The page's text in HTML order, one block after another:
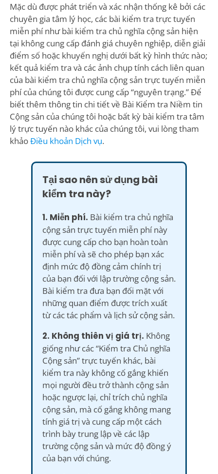
Mặc dù được phát triển và xác nhận thống kê bởi các
chuyên gia tâm lý học, các bài kiểm tra trực tuyến
miễn phí như bài kiểm tra chủ nghĩa cộng sản hiện
tại không cung cấp đánh giá chuyên nghiệp, diễn giải
điểm số hoặc khuyến nghị dưới bất kỳ hình thức nào;
kết quả kiểm tra và các ảnh chụp tính cách liên quan
của bài kiểm tra chủ nghĩa cộng sản trực tuyến miễn
phí của chúng tôi được cung cấp “nguyên trạng.” Để
biết thêm thông tin chi tiết về Bài Kiểm tra Niềm tin
Cộng sản của chúng tôi hoặc bất kỳ bài kiểm tra tâm
lý trực tuyến nào khác của chúng tôi, vui lòng tham
khảoĐiều khoản Dịch vụ.
Tại sao nên sử dụng bài
kiểm tra này?
1. Miễn phí. Bài kiểm tra chủ nghĩa
cộng sản trực tuyến miễn phí này
được cung cấp cho bạn hoàn toàn
miễn phí và sẽ cho phép bạn xác
định mức độ đồng cảm chính trị
của bạn đối với lập trường cộng sản.
Bài kiểm tra đưa bạn đối mặt với
những quan điểm được trích xuất
từ các tác phẩm và lịch sử cộng sản.
2. Không thiên vị giá trị. Không
giống như các “Kiểm tra Chủ nghĩa
Cộng sản” trực tuyến khác, bài
kiểm tra này không cố gắng khiến
mọi người đều trở thành cộng sản
hoặc ngược lại, chỉ trích chủ nghĩa
cộng sản, mà cố gắng không mang
tính giá trị và cung cấp một cách
trình bày trung lập về các lập
trường cộng sản và mức độ đồng ý
của bạn với chúng.